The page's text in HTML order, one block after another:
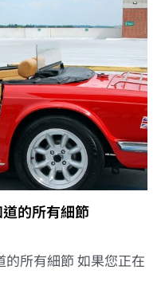
的所有細節
所有細節 如果您正在